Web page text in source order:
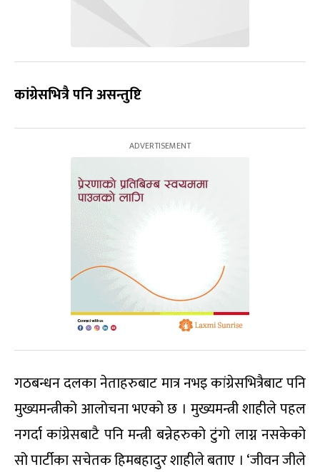
कांग्रेसभित्रै पनि असन्तुष्टि
गठबन्धन दलका नेताहरुबाट मात्र नभइ कांग्रेसभित्रैबाट पनि
मुख्यमन्त्रीको आलोचना भएको छ । मुख्यमन्त्री शाहीले पहल
नगर्दा कांग्रेसबाटै पनि मन्त्री बन्नेहरुको टुंगो लाग्न नसकेको
सो पार्टीका सचेतक हिमबहादुर शाहीले बताए । ‘जीवन जीले